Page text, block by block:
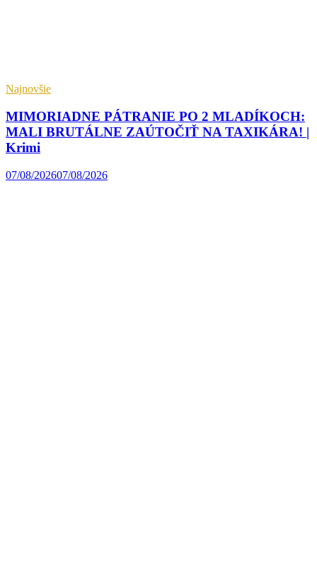
Najnovšie
MIMORIADNE PÁTRANIE PO 2 MLADÍKOCH:
MALI BRUTÁLNE ZAÚTOČIŤ NA TAXIKÁRA! |
Krimi
07/08/202607/08/2026